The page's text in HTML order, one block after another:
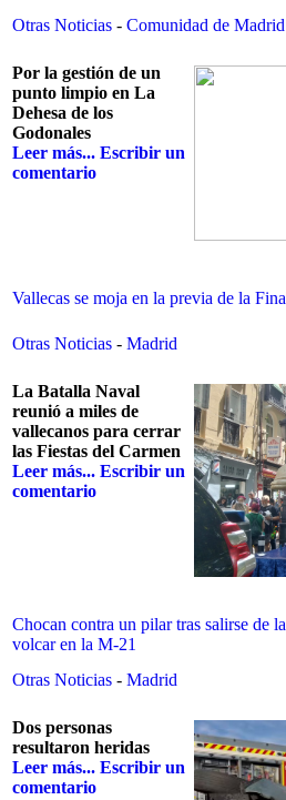
Otras Noticias - Comunidad de Madrid
Por la gestión de un
punto limpio en La
Dehesa de los
Godonales
Leer más... Escribir un
comentario
Vallecas se moja en la previa de la
Otras Noticias - Madrid
La Batalla Naval
reunió a miles de
vallecanos para cerrar
las Fiestas del Carmen
Leer más... Escribir un
comentario
Chocan contra un pilar tras salirse de
volcar en la M-21
Otras Noticias - Madrid
Dos personas
resultaron heridas
Leer más... Escribir un
comentario